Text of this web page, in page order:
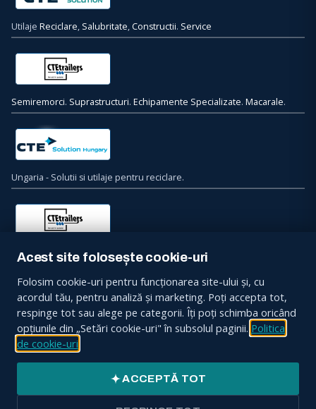
Utilaje Reciclare, Salubritate, Constructii. Service
Semiremorci. Suprastructuri. Echipamente Specializate. Macarale.
Ungaria - Solutii si utilaje pentru reciclare.
Bulgaria - Semiremorci. Suprastructuri. Echipamente Specializate.
Contacteaza-ne
Sos. Bucuresti, Nr. 34, Ciorogarla, 077055, Jud. Ilfov
+4031 9363
Acest site folosește cookie-uri
Folosim cookie-uri pentru funcționarea site-ului și, cu
acordul tău, pentru analiză și marketing. Poți accepta tot,
respinge tot sau alege pe categorii. Îți poți schimba oricând
opțiunile din „Setări cookie-uri" în subsolul paginii. Politica
de cookie-uri
ACCEPTĂ TOT